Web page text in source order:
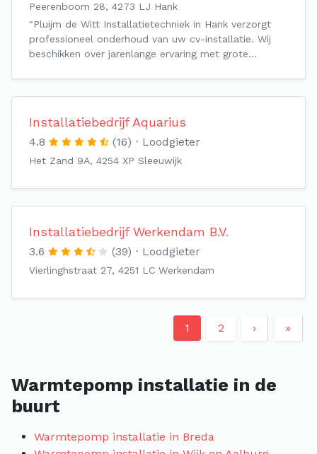
Peerenboom 28, 4273 LJ Hank
"Pluijm de Witt Installatietechniek in Hank verzorgt
professioneel onderhoud van uw cv-installatie. Wij
beschikken over jarenlange ervaring met grote…
Installatiebedrijf Aquarius
4.8 (16) Loodgieter
Het Zand 9A, 4254 XP Sleeuwijk
Installatiebedrijf Werkendam B.V.
3.6 (39) Loodgieter
Vierlinghstraat 27, 4251 LC Werkendam
1 2 › »
Warmtepomp installatie in de
buurt
Warmtepomp installatie in Breda